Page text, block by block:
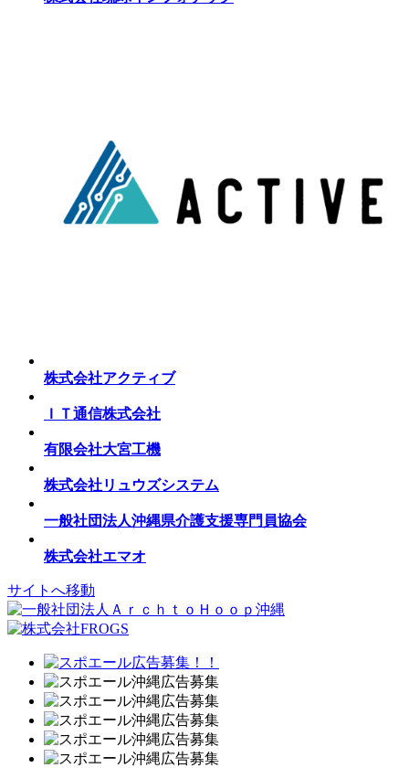
株式会社アクティブ
ＩＴ通信株式会社
有限会社大宮工機
株式会社リュウズシステム
一般社団法人沖縄県介護支援専門員協会
株式会社エマオ
サイトへ移動